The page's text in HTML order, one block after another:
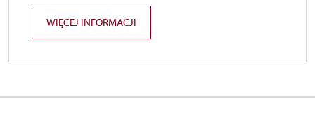
WIĘCEJ INFORMACJI